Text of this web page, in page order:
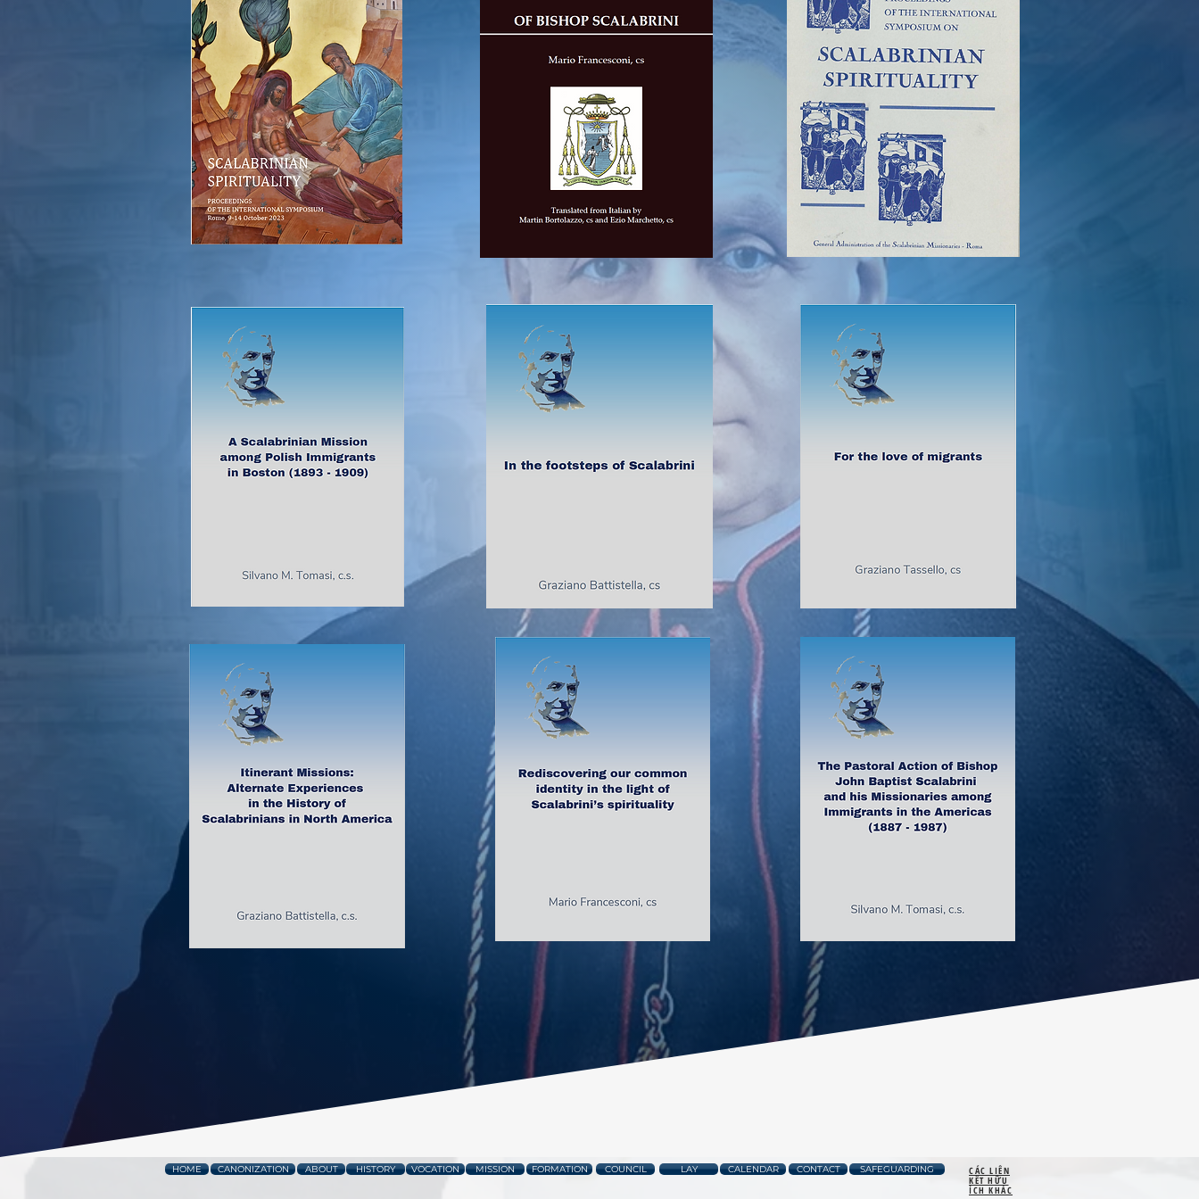
HOME CANONIZATION ABOUT HISTORY VOCATION MISSION FORMATION COUNCIL LAY CALENDAR CONTACT SAFEGUARDING CÁC LIÊN
KẾT HỮU
ÍCH KHÁC